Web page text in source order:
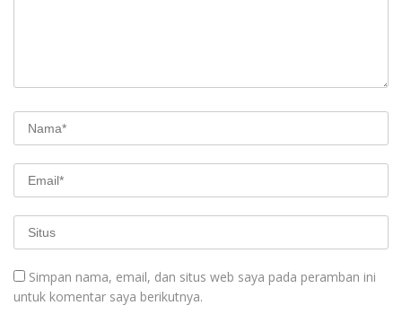
Simpan nama, email, dan situs web saya pada peramban ini
untuk komentar saya berikutnya.